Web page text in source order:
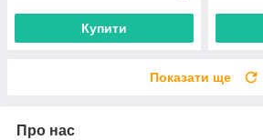
Купити
Показати ще
Про нас